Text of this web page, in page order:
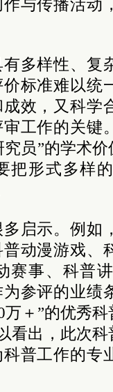
与传播活动
多样性、复
标准难以统
效，又科学
工作的关键
员”的学术
把形式多样
启示。例如
动漫游戏、
赛事、科普
参评的业绩
＋”的优秀
出，此次科
普工作的专